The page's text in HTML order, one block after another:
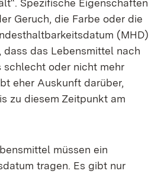
Spezifische Eigenschaften
Geruch, die Farbe oder die
(MHD)
dass das Lebensmittel nach
schlecht oder nicht mehr
eher Auskunft darüber,
zu diesem Zeitpunkt am
müssen ein
tragen. Es gibt nur